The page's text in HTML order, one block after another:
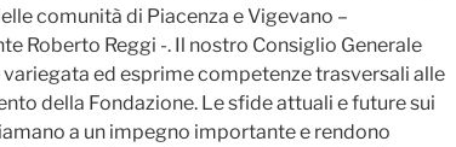
comunità di Piacenza e Vigevano –
Roberto Reggi -. Il nostro Consiglio Generale
ed esprime competenze trasversali alle
della Fondazione. Le sfide attuali e future sui
a un impegno importante e rendono